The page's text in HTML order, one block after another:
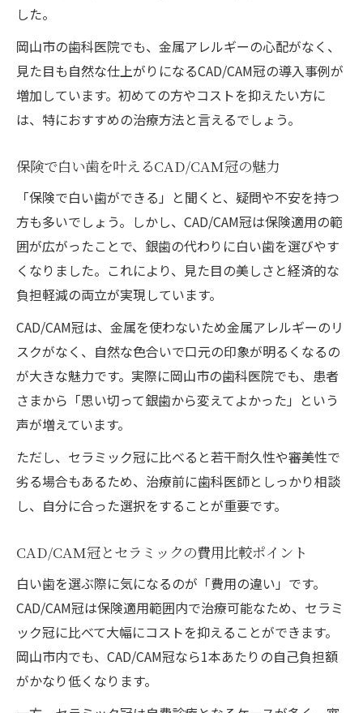
した。
岡山市の歯科医院でも、金属アレルギーの心配がなく、
見た目も自然な仕上がりになるCAD/CAM冠の導入事例が
増加しています。初めての方やコストを抑えたい方に
は、特におすすめの治療方法と言えるでしょう。
保険で白い歯を叶えるCAD/CAM冠の魅力
「保険で白い歯ができる」と聞くと、疑問や不安を持つ
方も多いでしょう。しかし、CAD/CAM冠は保険適用の範
囲が広がったことで、銀歯の代わりに白い歯を選びやす
くなりました。これにより、見た目の美しさと経済的な
負担軽減の両立が実現しています。
CAD/CAM冠は、金属を使わないため金属アレルギーのリ
スクがなく、自然な色合いで口元の印象が明るくなるの
が大きな魅力です。実際に岡山市の歯科医院でも、患者
さまから「思い切って銀歯から変えてよかった」という
声が増えています。
ただし、セラミック冠に比べると若干耐久性や審美性で
劣る場合もあるため、治療前に歯科医師としっかり相談
し、自分に合った選択をすることが重要です。
CAD/CAM冠とセラミックの費用比較ポイント
白い歯を選ぶ際に気になるのが「費用の違い」です。
CAD/CAM冠は保険適用範囲内で治療可能なため、セラミ
ック冠に比べて大幅にコストを抑えることができます。
岡山市内でも、CAD/CAM冠なら1本あたりの自己負担額
がかなり低くなります。